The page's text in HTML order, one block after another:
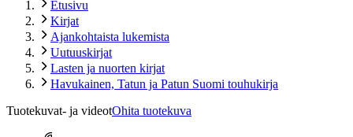
Etusivu
Kirjat
Ajankohtaista lukemista
Uutuuskirjat
Lasten ja nuorten kirjat
Havukainen, Tatun ja Patun Suomi touhukirja
Tuotekuvat- ja videotOhita tuotekuva